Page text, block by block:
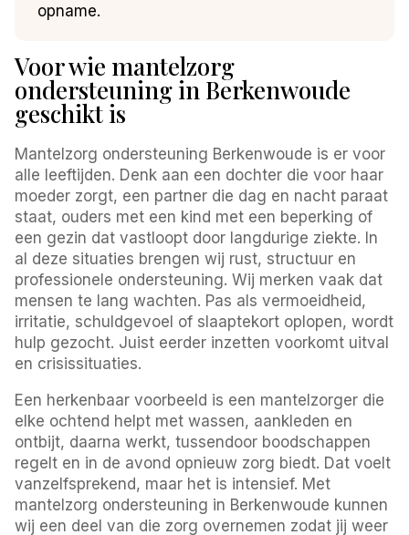
opname.
Voor wie mantelzorg
ondersteuning in Berkenwoude
geschikt is
Mantelzorg ondersteuning Berkenwoude is er voor
alle leeftijden. Denk aan een dochter die voor haar
moeder zorgt, een partner die dag en nacht paraat
staat, ouders met een kind met een beperking of
een gezin dat vastloopt door langdurige ziekte. In
al deze situaties brengen wij rust, structuur en
professionele ondersteuning. Wij merken vaak dat
mensen te lang wachten. Pas als vermoeidheid,
irritatie, schuldgevoel of slaaptekort oplopen, wordt
hulp gezocht. Juist eerder inzetten voorkomt uitval
en crisissituaties.
Een herkenbaar voorbeeld is een mantelzorger die
elke ochtend helpt met wassen, aankleden en
ontbijt, daarna werkt, tussendoor boodschappen
regelt en in de avond opnieuw zorg biedt. Dat voelt
vanzelfsprekend, maar het is intensief. Met
mantelzorg ondersteuning in Berkenwoude kunnen
wij een deel van die zorg overnemen zodat jij weer